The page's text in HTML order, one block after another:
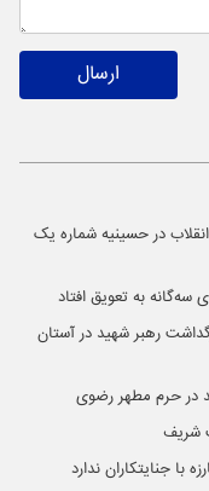
ارسال
در حسینیه شماره یک
به تعویق افتاد
رهبر شهید در آستان
در حرم مطهر رضوی
شریف
با جنایتکاران ندارد